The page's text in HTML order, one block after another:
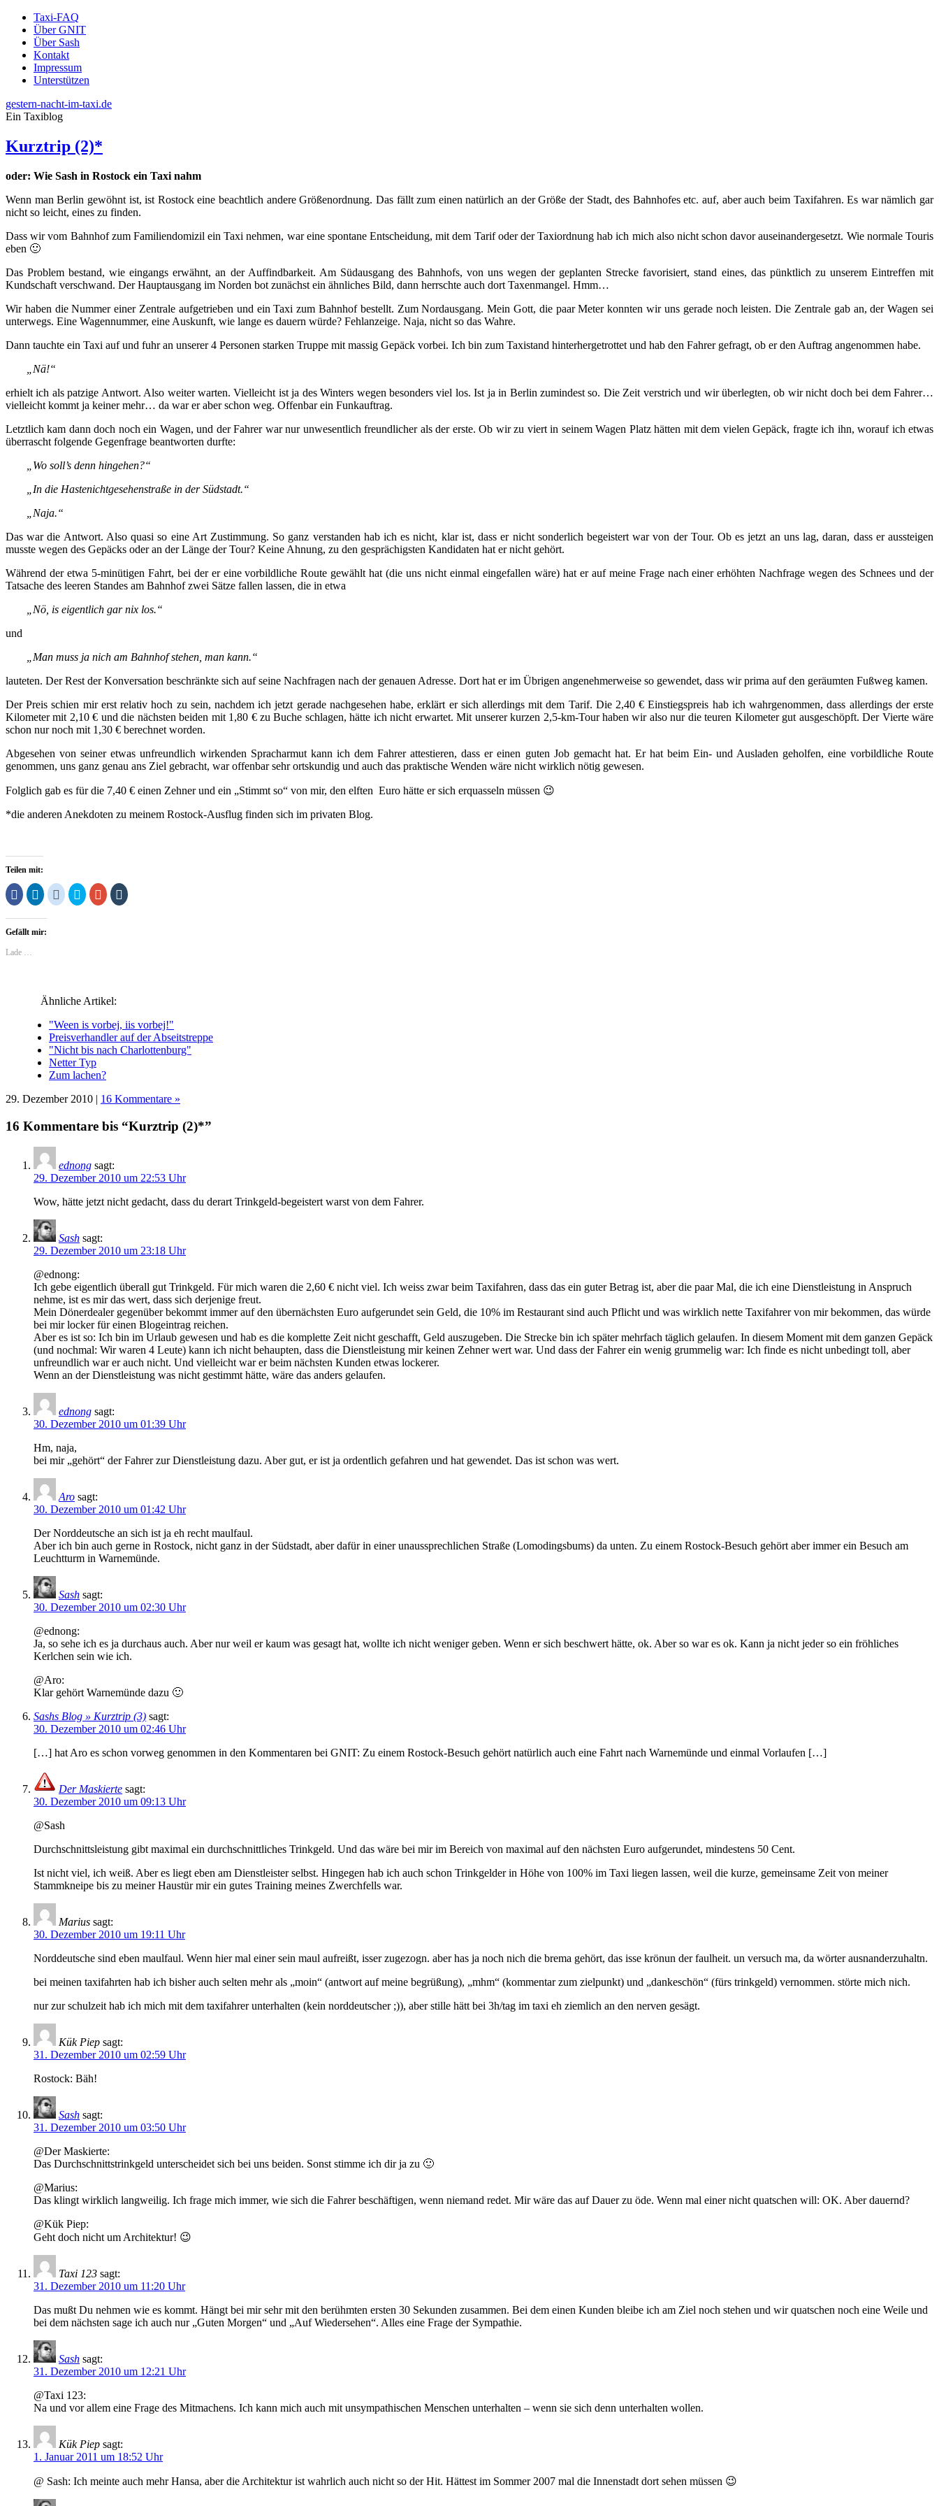
Taxi-FAQ
Über GNIT
Über Sash
Kontakt
Impressum
Unterstützen
gestern-nacht-im-taxi.de
Ein Taxiblog
Kurztrip (2)*
oder: Wie Sash in Rostock ein Taxi nahm
Wenn man Berlin gewöhnt ist, ist Rostock eine beachtlich andere Größenordnung. Das fällt zum einen natürlich an der Größe der Stadt, des Bahnhofes etc. auf, aber auch beim Taxifahren. Es war nämlich gar
nicht so leicht, eines zu finden.
Dass wir vom Bahnhof zum Familiendomizil ein Taxi nehmen, war eine spontane Entscheidung, mit dem Tarif oder der Taxiordnung hab ich mich also nicht schon davor auseinandergesetzt. Wie normale Touris
eben 🙂
Das Problem bestand, wie eingangs erwähnt, an der Auffindbarkeit. Am Südausgang des Bahnhofs, von uns wegen der geplanten Strecke favorisiert, stand eines, das pünktlich zu unserem Eintreffen mit
Kundschaft verschwand. Der Hauptausgang im Norden bot zunächst ein ähnliches Bild, dann herrschte auch dort Taxenmangel. Hmm…
Wir haben die Nummer einer Zentrale aufgetrieben und ein Taxi zum Bahnhof bestellt. Zum Nordausgang. Mein Gott, die paar Meter konnten wir uns gerade noch leisten. Die Zentrale gab an, der Wagen sei
unterwegs. Eine Wagennummer, eine Auskunft, wie lange es dauern würde? Fehlanzeige. Naja, nicht so das Wahre.
Dann tauchte ein Taxi auf und fuhr an unserer 4 Personen starken Truppe mit massig Gepäck vorbei. Ich bin zum Taxistand hinterhergetrottet und hab den Fahrer gefragt, ob er den Auftrag angenommen habe.
„Nä!“
erhielt ich als patzige Antwort. Also weiter warten. Vielleicht ist ja des Winters wegen besonders viel los. Ist ja in Berlin zumindest so. Die Zeit verstrich und wir überlegten, ob wir nicht doch bei dem Fahrer…
vielleicht kommt ja keiner mehr… da war er aber schon weg. Offenbar ein Funkauftrag.
Letztlich kam dann doch noch ein Wagen, und der Fahrer war nur unwesentlich freundlicher als der erste. Ob wir zu viert in seinem Wagen Platz hätten mit dem vielen Gepäck, fragte ich ihn, worauf ich etwas
überrascht folgende Gegenfrage beantworten durfte:
„Wo soll’s denn hingehen?“
„In die Hastenichtgesehenstraße in der Südstadt.“
„Naja.“
Das war die Antwort. Also quasi so eine Art Zustimmung. So ganz verstanden hab ich es nicht, klar ist, dass er nicht sonderlich begeistert war von der Tour. Ob es jetzt an uns lag, daran, dass er aussteigen
musste wegen des Gepäcks oder an der Länge der Tour? Keine Ahnung, zu den gesprächigsten Kandidaten hat er nicht gehört.
Während der etwa 5-minütigen Fahrt, bei der er eine vorbildliche Route gewählt hat (die uns nicht einmal eingefallen wäre) hat er auf meine Frage nach einer erhöhten Nachfrage wegen des Schnees und der
Tatsache des leeren Standes am Bahnhof zwei Sätze fallen lassen, die in etwa
„Nö, is eigentlich gar nix los.“
und
„Man muss ja nich am Bahnhof stehen, man kann.“
lauteten. Der Rest der Konversation beschränkte sich auf seine Nachfragen nach der genauen Adresse. Dort hat er im Übrigen angenehmerweise so gewendet, dass wir prima auf den geräumten Fußweg kamen.
Der Preis schien mir erst relativ hoch zu sein, nachdem ich jetzt gerade nachgesehen habe, erklärt er sich allerdings mit dem Tarif. Die 2,40 € Einstiegspreis hab ich wahrgenommen, dass allerdings der erste
Kilometer mit 2,10 € und die nächsten beiden mit 1,80 € zu Buche schlagen, hätte ich nicht erwartet. Mit unserer kurzen 2,5-km-Tour haben wir also nur die teuren Kilometer gut ausgeschöpft. Der Vierte wäre
schon nur noch mit 1,30 € berechnet worden.
Abgesehen von seiner etwas unfreundlich wirkenden Spracharmut kann ich dem Fahrer attestieren, dass er einen guten Job gemacht hat. Er hat beim Ein- und Ausladen geholfen, eine vorbildliche Route
genommen, uns ganz genau ans Ziel gebracht, war offenbar sehr ortskundig und auch das praktische Wenden wäre nicht wirklich nötig gewesen.
Folglich gab es für die 7,40 € einen Zehner und ein „Stimmt so“ von mir, den elften Euro hätte er sich erquasseln müssen 😉
*die anderen Anekdoten zu meinem Rostock-Ausflug finden sich im privaten Blog.
Teilen mit:
Klick,
um
Facebook
teilen
in
neuem
Klick,
um
LinkedIn
teilen
Klick,
um
Klick,
um
über
Zum
Teilen
Klick,
um
Gefällt mir:
Lade …
Ähnliche Artikel:
"Ween is vorbej, iis vorbej!"
Preisverhandler auf der Abseitstreppe
"Nicht bis nach Charlottenburg"
Netter Typ
Zum lachen?
29. Dezember 2010 | 16 Kommentare »
16 Kommentare bis “Kurztrip (2)*”
ednong sagt:
29. Dezember 2010 um 22:53 Uhr
Wow, hätte jetzt nicht gedacht, dass du derart Trinkgeld-begeistert warst von dem Fahrer.
Sash sagt:
29. Dezember 2010 um 23:18 Uhr
@ednong:
Ich gebe eigentlich überall gut Trinkgeld. Für mich waren die 2,60 € nicht viel. Ich weiss zwar beim Taxifahren, dass das ein guter Betrag ist, aber die paar Mal, die ich eine Dienstleistung in Anspruch
nehme, ist es mir das wert, dass sich derjenige freut.
Mein Dönerdealer gegenüber bekommt immer auf den übernächsten Euro aufgerundet sein Geld, die 10% im Restaurant sind auch Pflicht und was wirklich nette Taxifahrer von mir bekommen, das würde
bei mir locker für einen Blogeintrag reichen.
Aber es ist so: Ich bin im Urlaub gewesen und hab es die komplette Zeit nicht geschafft, Geld auszugeben. Die Strecke bin ich später mehrfach täglich gelaufen. In diesem Moment mit dem ganzen Gepäck
(und nochmal: Wir waren 4 Leute) kann ich nicht behaupten, dass die Dienstleistung mir keinen Zehner wert war. Und dass der Fahrer ein wenig grummelig war: Ich finde es nicht unbedingt toll, aber
unfreundlich war er auch nicht. Und vielleicht war er beim nächsten Kunden etwas lockerer.
Wenn an der Dienstleistung was nicht gestimmt hätte, wäre das anders gelaufen.
ednong sagt:
30. Dezember 2010 um 01:39 Uhr
Hm, naja,
bei mir „gehört“ der Fahrer zur Dienstleistung dazu. Aber gut, er ist ja ordentlich gefahren und hat gewendet. Das ist schon was wert.
Aro sagt:
30. Dezember 2010 um 01:42 Uhr
Der Norddeutsche an sich ist ja eh recht maulfaul.
Aber ich bin auch gerne in Rostock, nicht ganz in der Südstadt, aber dafür in einer unaussprechlichen Straße (Lomodingsbums) da unten. Zu einem Rostock-Besuch gehört aber immer ein Besuch am
Leuchtturm in Warnemünde.
Sash sagt:
30. Dezember 2010 um 02:30 Uhr
@ednong:
Ja, so sehe ich es ja durchaus auch. Aber nur weil er kaum was gesagt hat, wollte ich nicht weniger geben. Wenn er sich beschwert hätte, ok. Aber so war es ok. Kann ja nicht jeder so ein fröhliches
Kerlchen sein wie ich.
@Aro:
Klar gehört Warnemünde dazu 🙂
Sashs Blog » Kurztrip (3) sagt:
30. Dezember 2010 um 02:46 Uhr
[…] hat Aro es schon vorweg genommen in den Kommentaren bei GNIT: Zu einem Rostock-Besuch gehört natürlich auch eine Fahrt nach Warnemünde und einmal Vorlaufen […]
Der Maskierte sagt:
30. Dezember 2010 um 09:13 Uhr
@Sash
Durchschnittsleistung gibt maximal ein durchschnittliches Trinkgeld. Und das wäre bei mir im Bereich von maximal auf den nächsten Euro aufgerundet, mindestens 50 Cent.
Ist nicht viel, ich weiß. Aber es liegt eben am Dienstleister selbst. Hingegen hab ich auch schon Trinkgelder in Höhe von 100% im Taxi liegen lassen, weil die kurze, gemeinsame Zeit von meiner
Stammkneipe bis zu meiner Haustür mir ein gutes Training meines Zwerchfells war.
Marius sagt:
30. Dezember 2010 um 19:11 Uhr
Norddeutsche sind eben maulfaul. Wenn hier mal einer sein maul aufreißt, isser zugezogn. aber has ja noch nich die brema gehört, das isse krönun der faulheit. un versuch ma, da wörter ausnanderzuhaltn.
bei meinen taxifahrten hab ich bisher auch selten mehr als „moin“ (antwort auf meine begrüßung), „mhm“ (kommentar zum zielpunkt) und „dankeschön“ (fürs trinkgeld) vernommen. störte mich nich.
nur zur schulzeit hab ich mich mit dem taxifahrer unterhalten (kein norddeutscher ;)), aber stille hätt bei 3h/tag im taxi eh ziemlich an den nerven gesägt.
Kük Piep sagt:
31. Dezember 2010 um 02:59 Uhr
Rostock: Bäh!
Sash sagt:
31. Dezember 2010 um 03:50 Uhr
@Der Maskierte:
Das Durchschnittstrinkgeld unterscheidet sich bei uns beiden. Sonst stimme ich dir ja zu 🙂
@Marius:
Das klingt wirklich langweilig. Ich frage mich immer, wie sich die Fahrer beschäftigen, wenn niemand redet. Mir wäre das auf Dauer zu öde. Wenn mal einer nicht quatschen will: OK. Aber dauernd?
@Kük Piep:
Geht doch nicht um Architektur! 😉
Taxi 123 sagt:
31. Dezember 2010 um 11:20 Uhr
Das mußt Du nehmen wie es kommt. Hängt bei mir sehr mit den berühmten ersten 30 Sekunden zusammen. Bei dem einen Kunden bleibe ich am Ziel noch stehen und wir quatschen noch eine Weile und
bei dem nächsten sage ich auch nur „Guten Morgen“ und „Auf Wiedersehen“. Alles eine Frage der Sympathie.
Sash sagt:
31. Dezember 2010 um 12:21 Uhr
@Taxi 123:
Na und vor allem eine Frage des Mitmachens. Ich kann mich auch mit unsympathischen Menschen unterhalten – wenn sie sich denn unterhalten wollen.
Kük Piep sagt:
1. Januar 2011 um 18:52 Uhr
@ Sash: Ich meinte auch mehr Hansa, aber die Architektur ist wahrlich auch nicht so der Hit. Hättest im Sommer 2007 mal die Innenstadt dort sehen müssen 😉